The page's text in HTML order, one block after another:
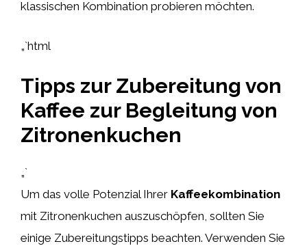
klassischen Kombination probieren möchten.
„`html
Tipps zur Zubereitung von
Kaffee zur Begleitung von
Zitronenkuchen
„`
Um das volle Potenzial Ihrer Kaffeekombination
mit Zitronenkuchen auszuschöpfen, sollten Sie
einige Zubereitungstipps beachten. Verwenden Sie